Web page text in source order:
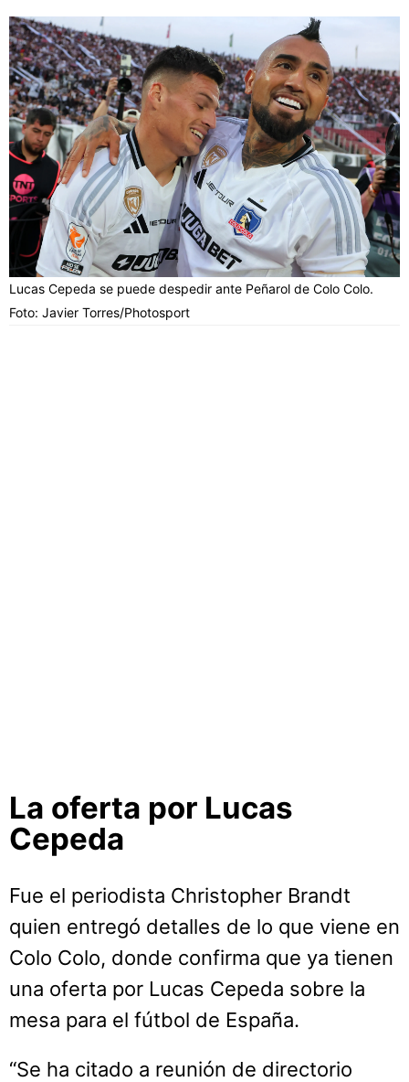
Lucas Cepeda se puede despedir ante Peñarol de Colo Colo.
Foto: Javier Torres/Photosport
La oferta por Lucas
Cepeda
Fue el periodista Christopher Brandt
quien entregó detalles de lo que viene en
Colo Colo, donde confirma que ya tienen
una oferta por Lucas Cepeda sobre la
mesa para el fútbol de España.
“Se ha citado a reunión de directorio